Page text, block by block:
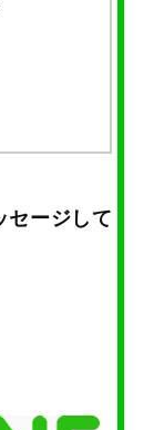
セージして